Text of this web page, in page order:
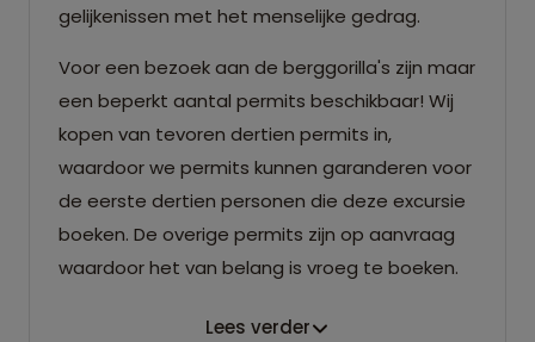
gelijkenissen met het menselijke gedrag.
Voor een bezoek aan de berggorilla's zijn maar
een beperkt aantal permits beschikbaar! Wij
kopen van tevoren dertien permits in,
waardoor we permits kunnen garanderen voor
de eerste dertien personen die deze excursie
boeken. De overige permits zijn op aanvraag
waardoor het van belang is vroeg te boeken.
Lees verder